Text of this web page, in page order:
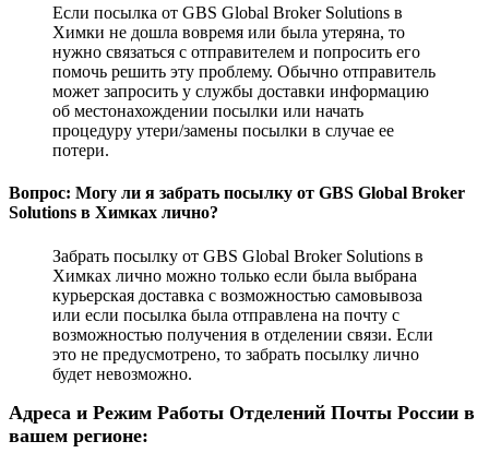
Если посылка от GBS Global Broker Solutions в
Химки не дошла вовремя или была утеряна, то
нужно связаться с отправителем и попросить его
помочь решить эту проблему. Обычно отправитель
может запросить у службы доставки информацию
об местонахождении посылки или начать
процедуру утери/замены посылки в случае ее
потери.
Вопрос: Могу ли я забрать посылку от GBS Global Broker
Solutions в Химках лично?
Забрать посылку от GBS Global Broker Solutions в
Химках лично можно только если была выбрана
курьерская доставка с возможностью самовывоза
или если посылка была отправлена на почту с
возможностью получения в отделении связи. Если
это не предусмотрено, то забрать посылку лично
будет невозможно.
Адреса и Режим Работы Отделений Почты России в
вашем регионе: